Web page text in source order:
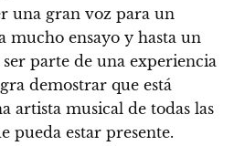
una gran voz para un
mucho ensayo y hasta un
parte de una experiencia
demostrar que está
artista musical de todas las
pueda estar presente.